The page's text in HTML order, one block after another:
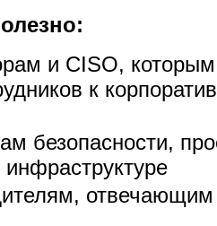
и CISO,
к
безопасности,